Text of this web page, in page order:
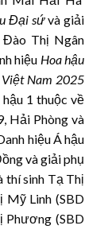
Đại sứvà giải
Đào Thị Ngân
hiệu Hoa hậu
Việt Nam 2025
hậu 1 thuộc về
Hải Phòng và
hiệu Á hậu
và giải phụ
thí sinh Tạ Thị
Mỹ Linh (SBD
Phương (SBD